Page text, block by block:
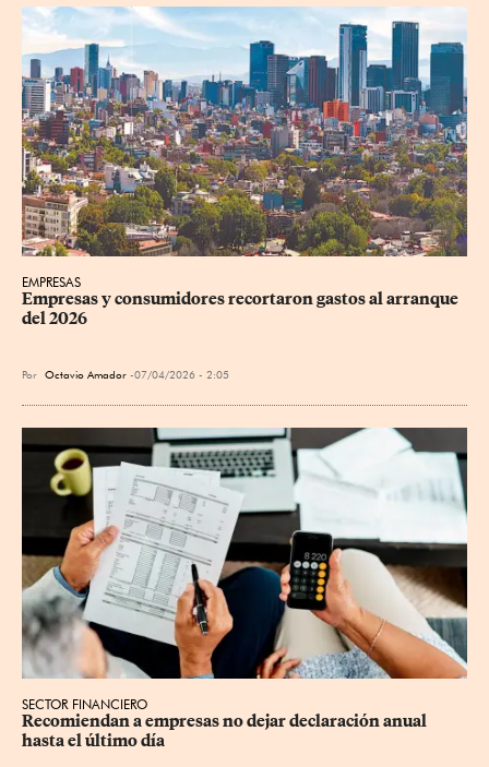
EMPRESAS
Empresas y consumidores recortaron gastos al arranque
del 2026
Por Octavio Amador 07/04/2026 - 2:05
SECTOR FINANCIERO
Recomiendan a empresas no dejar declaración anual
hasta el último día